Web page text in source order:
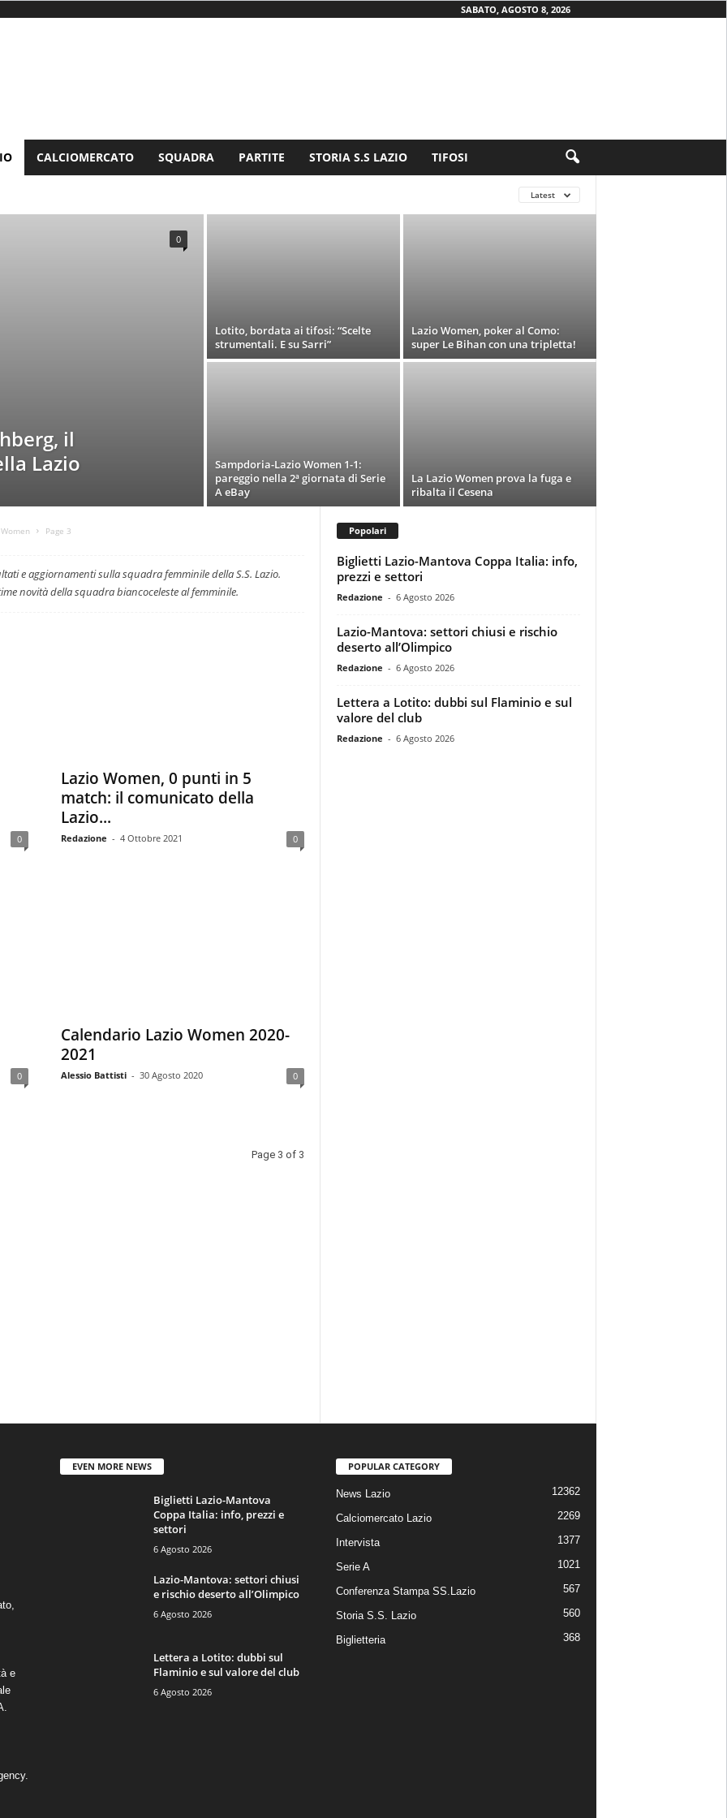
SABATO, AGOSTO 8, 2026
CALCIOMERCATO SQUADRA PARTITE STORIA S.S LAZIO TIFOSI
Latest
il
Lazio
0
Lotito, bordata ai tifosi: “Scelte
strumentali. E su Sarri”
Lazio Women, poker al Como:
super Le Bihan con una tripletta!
Sampdoria-Lazio Women 1-1:
pareggio nella 2ª giornata di Serie
A eBay
La Lazio Women prova la fuga e
ribalta il Cesena
Page 3
e aggiornamenti sulla squadra femminile della S.S. Lazio.
novità della squadra biancoceleste al femminile.
0
Lazio Women, 0 punti in 5
match: il comunicato della
Lazio...
Redazione - 4 Ottobre 2021 0
0
Calendario Lazio Women 2020-
2021
Alessio Battisti - 30 Agosto 2020 0
Page 3 of 3
Popolari
Biglietti Lazio-Mantova Coppa Italia: info,
prezzi e settori
Redazione - 6 Agosto 2026
Lazio-Mantova: settori chiusi e rischio
deserto all’Olimpico
Redazione - 6 Agosto 2026
Lettera a Lotito: dubbi sul Flaminio e sul
valore del club
Redazione - 6 Agosto 2026
e
.
EVEN MORE NEWS
Biglietti Lazio-Mantova
Coppa Italia: info, prezzi e
settori
6 Agosto 2026
Lazio-Mantova: settori chiusi
e rischio deserto all’Olimpico
6 Agosto 2026
Lettera a Lotito: dubbi sul
Flaminio e sul valore del club
6 Agosto 2026
POPULAR CATEGORY
News Lazio 12362
Calciomercato Lazio 2269
Intervista 1377
Serie A 1021
Conferenza Stampa SS.Lazio 567
Storia S.S. Lazio 560
Biglietteria 368